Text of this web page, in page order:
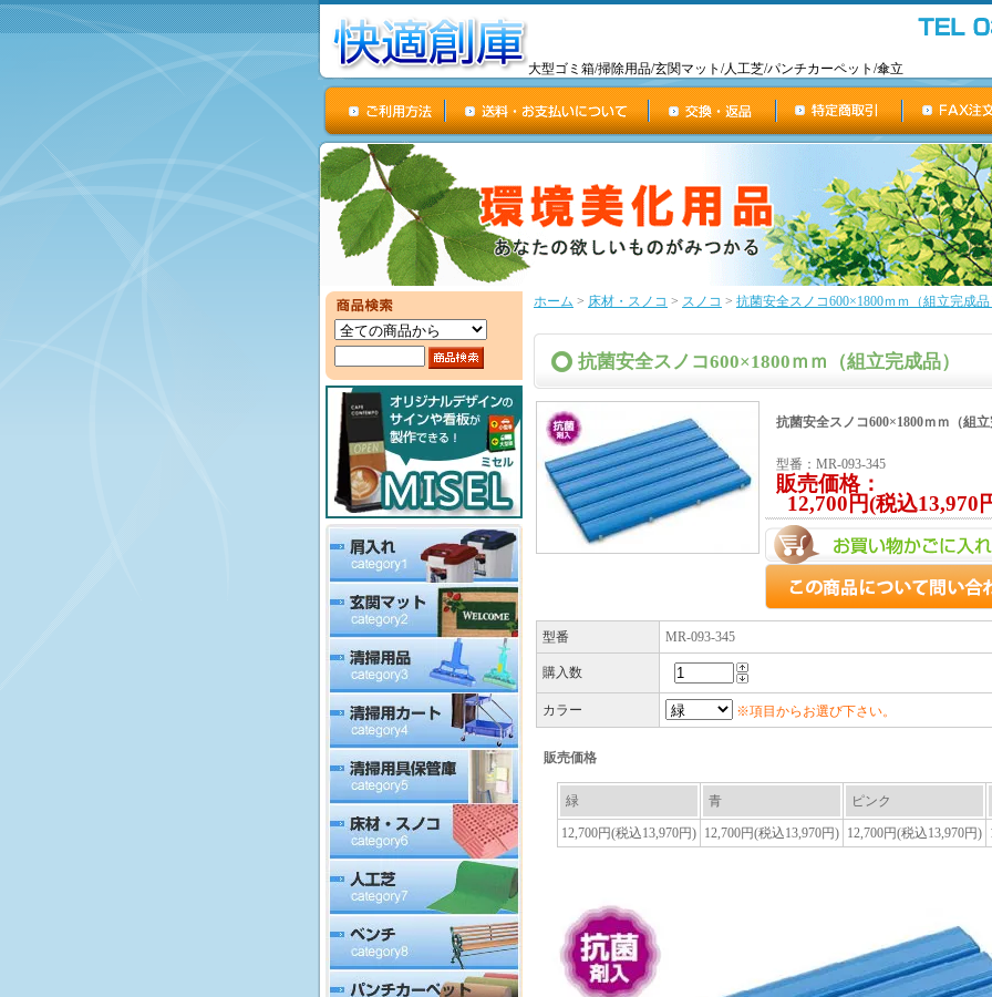
大型ゴミ箱/掃除用品/玄関マット/人工芝/パンチカーペット/傘立
ホーム > 床材・スノコ > スノコ > 抗菌安全スノコ600×1800ｍｍ（組立完成
抗菌安全スノコ600×1800ｍｍ（組立完成品）
抗菌安全スノコ600×1800ｍｍ（組
型番：MR-093-345
販売価格：
12,700円(税込13,970
型番 MR-093-345
購入数
カラー ※項目からお選び下さい。
販売価格